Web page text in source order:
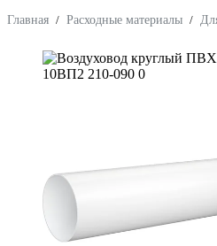
Главная / Расходные материалы /